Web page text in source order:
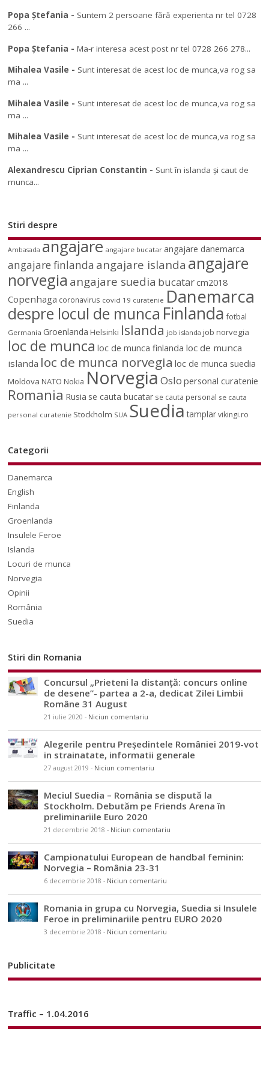
Popa Ștefania - Suntem 2 persoane fără experienta nr tel 0728
266 ...
Popa Ștefania -Ma-r interesa acest post nr tel 0728 266 278...
Mihalea Vasile - Sunt interesat de acest loc de munca,va rog sa
ma ...
Mihalea Vasile - Sunt interesat de acest loc de munca,va rog sa
ma ...
Mihalea Vasile - Sunt interesat de acest loc de munca,va rog sa
ma ...
Alexandrescu Ciprian Constantin - Sunt în islanda și caut de
munca...
Stiri despre
Ambasada angajare angajare bucatar angajare danemarca
angajare finlanda angajare islanda angajare
norvegia angajare suedia bucatarcm2018
Copenhaga coronavirus covid 19 curatenie Danemarca
despre locul de munca Finlanda fotbal
Germania Groenlanda Helsinki Islanda job islanda job norvegia
loc de munca loc de munca finlanda loc de munca
islanda loc de munca norvegia loc de munca suedia
Moldova NATO Nokia NorvegiaOslo personal curatenie
Romania Rusia se cauta bucatar se cauta personal se cauta
personal curatenie Stockholm SUA Suedia tamplar vikingi.ro
Categorii
Danemarca
English
Finlanda
Groenlanda
Insulele Feroe
Islanda
Locuri de munca
Norvegia
Opinii
România
Suedia
Stiri din Romania
Concursul „Prieteni la distanță: concurs online
de desene”- partea a 2-a, dedicat Zilei Limbii
Române 31 August
21 iulie 2020 - Niciun comentariu
Alegerile pentru Președintele României 2019-vot
in strainatate, informatii generale
27 august 2019 - Niciun comentariu
Meciul Suedia – România se dispută la
Stockholm. Debutăm pe Friends Arena în
preliminariile Euro 2020
21 decembrie 2018 - Niciun comentariu
Campionatului European de handbal feminin:
Norvegia – România 23-31
6 decembrie 2018 - Niciun comentariu
Romania in grupa cu Norvegia, Suedia si Insulele
Feroe in preliminariile pentru EURO 2020
3 decembrie 2018 - Niciun comentariu
Publicitate
Traffic – 1.04.2016